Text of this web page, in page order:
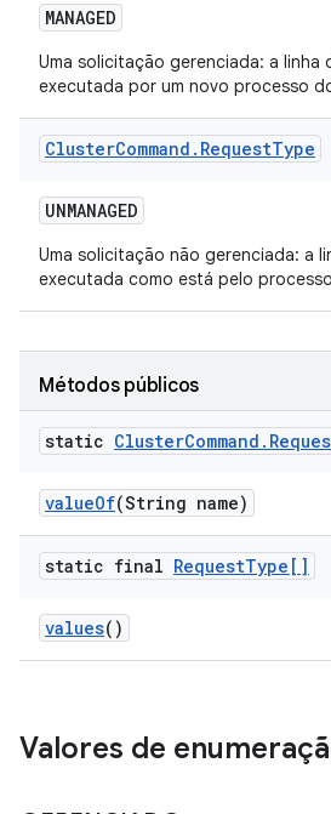
MANAGED
Uma solicitação gerenciada: a linha
executada por um novo processo
ClusterCommand . RequestType
UNMANAGED
Uma solicitação não gerenciada: a
executada como está pelo
Métodos públicos
static ClusterCommand .
valueOf(String name)
static final RequestType[]
values()
Valores de